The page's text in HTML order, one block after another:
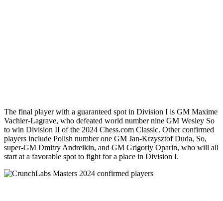
The final player with a guaranteed spot in Division I is GM Maxime
Vachier-Lagrave, who defeated world number nine GM Wesley So
to win Division II of the 2024 Chess.com Classic. Other confirmed
players include Polish number one GM Jan-Krzysztof Duda, So,
super-GM Dmitry Andreikin, and GM Grigoriy Oparin, who will all
start at a favorable spot to fight for a place in Division I.